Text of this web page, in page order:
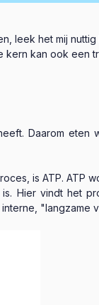
leek het mij
kan ook een
Daarom
is ATP. ATP
Hier vindt het
"langzame